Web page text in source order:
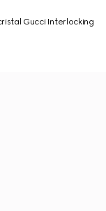
Gucci Interlocking